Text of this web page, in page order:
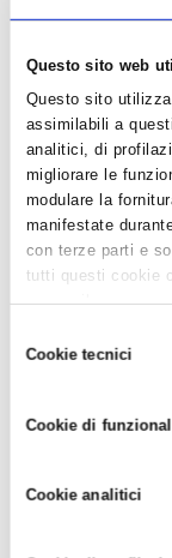
Questo sito web
Questo sito
assimilabili a
analitici, di
migliorare le
modulare la
manifestate
con terze parti e
tutti questi cookie
negare il
della navigazione
delCookie tecnici
Cookie di
Cookie analitici
CORSI
TEC:
Sono riaperti, fino